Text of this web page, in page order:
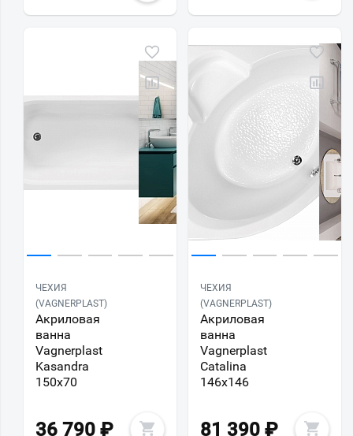
ЧЕХИЯ
(VAGNERPLAST)
Акриловая
ванна
Vagnerplast
Kasandra
150х70
36 790 ₽
ЧЕХИЯ
(VAGNERPLAST)
Акриловая
ванна
Vagnerplast
Catalina
146х146
81 390 ₽